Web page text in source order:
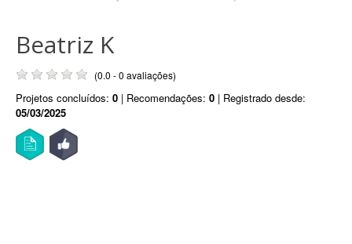
Beatriz K
(0.0 - 0 avaliações)
Projetos concluídos: 0 | Recomendações: 0 | Registrado desde:
05/03/2025